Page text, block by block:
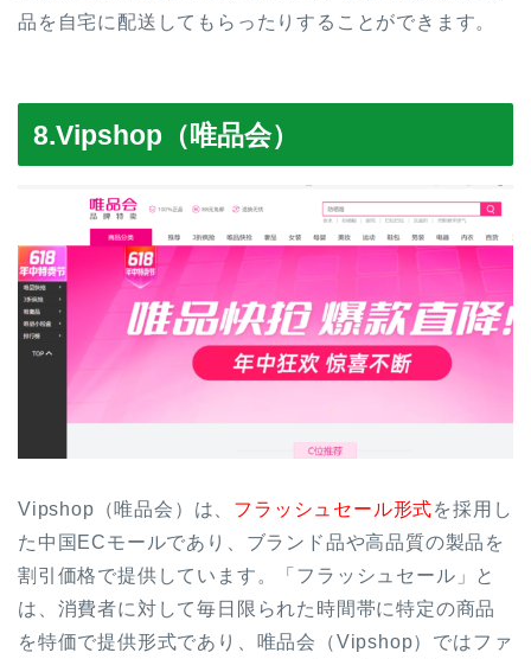
品を自宅に配送してもらったりすることができます。
8.Vipshop（唯品会）
Vipshop（唯品会）は、 フラッシュセール形式を採用し
た中国ECモールであり、ブランド品や高品質の製品を
割引価格で提供しています。「フラッシュセール」と
は、消費者に対して毎日限られた時間帯に特定の商品
を特価で提供形式であり、唯品会（Vipshop）ではファ